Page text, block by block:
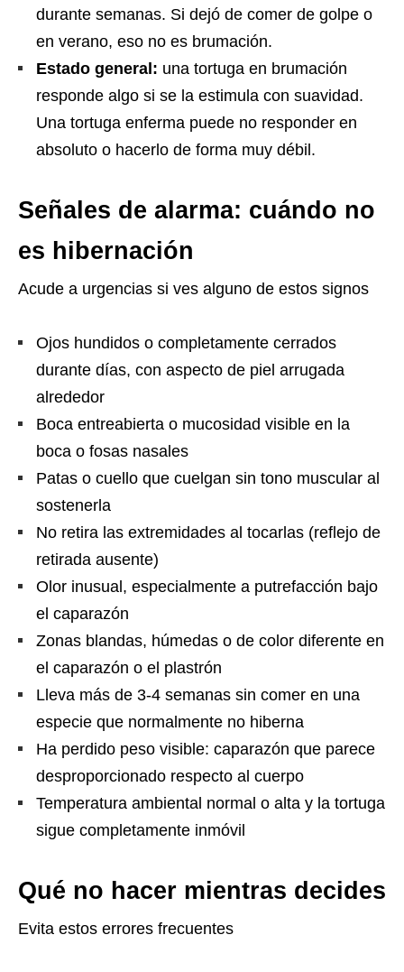
durante semanas. Si dejó de comer de golpe o
en verano, eso no es brumación.
Estado general: una tortuga en brumación
responde algo si se la estimula con suavidad.
Una tortuga enferma puede no responder en
absoluto o hacerlo de forma muy débil.
Señales de alarma: cuándo no
es hibernación
Acude a urgencias si ves alguno de estos signos
Ojos hundidos o completamente cerrados
durante días, con aspecto de piel arrugada
alrededor
Boca entreabierta o mucosidad visible en la
boca o fosas nasales
Patas o cuello que cuelgan sin tono muscular al
sostenerla
No retira las extremidades al tocarlas (reflejo de
retirada ausente)
Olor inusual, especialmente a putrefacción bajo
el caparazón
Zonas blandas, húmedas o de color diferente en
el caparazón o el plastrón
Lleva más de 3-4 semanas sin comer en una
especie que normalmente no hiberna
Ha perdido peso visible: caparazón que parece
desproporcionado respecto al cuerpo
Temperatura ambiental normal o alta y la tortuga
sigue completamente inmóvil
Qué no hacer mientras decides
Evita estos errores frecuentes